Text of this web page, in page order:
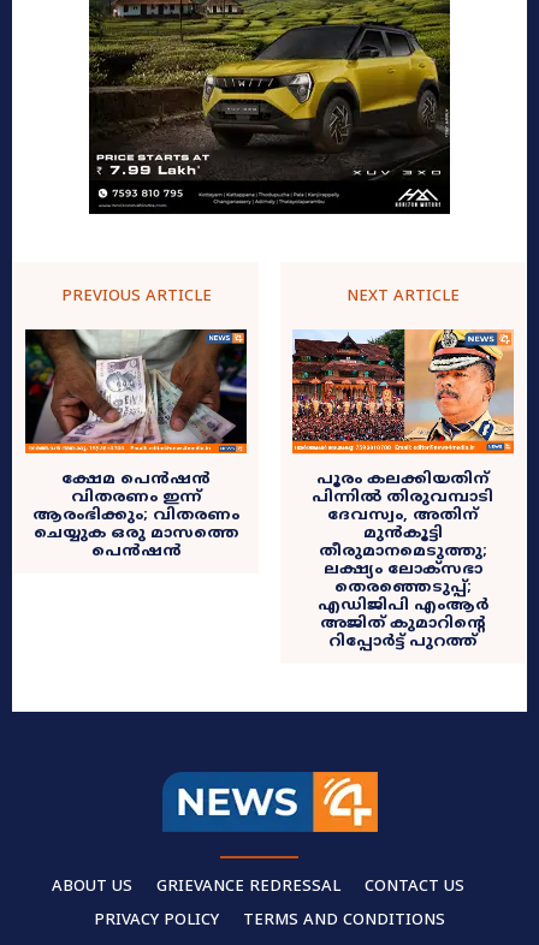
PREVIOUS ARTICLE
ക്ഷേമ പെന്‍ഷന്‍
വിതരണം ഇന്ന്
ആരംഭിക്കും; വിതരണം
ചെയ്യുക ഒരു മാസത്തെ
പെൻഷൻ
NEXT ARTICLE
പൂരം കലക്കിയതിന്
പിന്നിൽ തിരുവമ്പാടി
ദേവസ്വം, അതിന്
മുൻകൂട്ടി
തീരുമാനമെടുത്തു;
ലക്ഷ്യം ലോക്‌സഭാ
തെരഞ്ഞെടുപ്പ്;
എഡിജിപി എംആര്‍
അജിത് കുമാറിന്റെ
റിപ്പോര്‍ട്ട് പുറത്ത്
ABOUT US GRIEVANCE REDRESSAL
CONTACT US
PRIVACY POLICY
TERMS AND CONDITIONS